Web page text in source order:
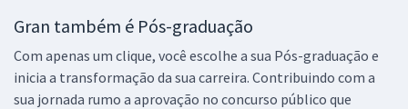
Gran também é Pós-graduação
Com apenas um clique, você escolhe a sua Pós-graduação e
inicia a transformação da sua carreira. Contribuindo com a
sua jornada rumo a aprovação no concurso público que